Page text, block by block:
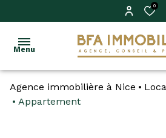
0
Menu
ACHETER
Agence immobilière à Nice
Appartement